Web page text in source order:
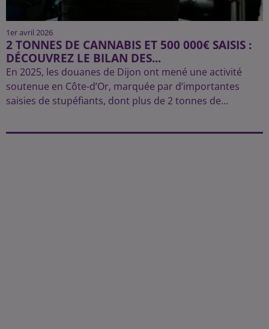
1er avril 2026
2 TONNES DE CANNABIS ET 500 000€ SAISIS :
DÉCOUVREZ LE BILAN DES...
En 2025, les douanes de Dijon ont mené une activité
soutenue en Côte-d’Or, marquée par d’importantes
saisies de stupéfiants, dont plus de 2 tonnes de...